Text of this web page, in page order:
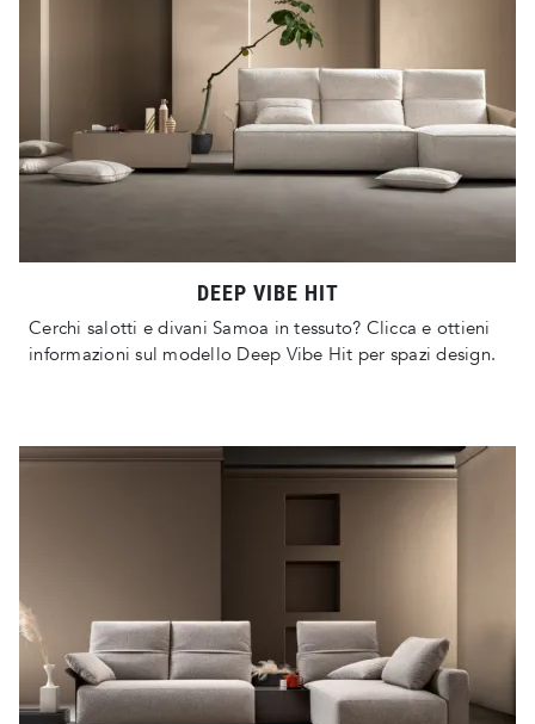
DEEP VIBE HIT
Cerchi salotti e divani Samoa in tessuto? Clicca e ottieni
informazioni sul modello Deep Vibe Hit per spazi design.